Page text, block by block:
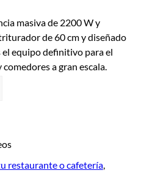
masiva de 2200 W y
de 60 cm y diseñado
el equipo definitivo para el
a gran escala.
restaurante o cafetería,